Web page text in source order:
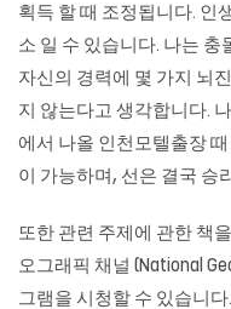
획득 할 때 조정됩니다. 인
소 일 수 있습니다. 나는 충
자신의 경력에 ​​몇 가지 뇌
지 않는다고 생각합니다.
에서 나올 인천모텔출장
이 가능하며, 선은 결국 승
또한 관련 주제에 관한 책
오그래픽 채널 (National
그램을 시청할 수 있습니